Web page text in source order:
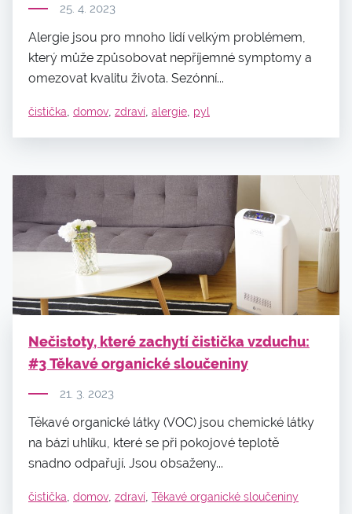
25. 4. 2023
Alergie jsou pro mnoho lidí velkým problémem,
který může způsobovat nepříjemné symptomy a
omezovat kvalitu života. Sezónní...
čistička domov zdraví alergie pyl
Nečistoty, které zachytí čistička vzduchu:
#3 Těkavé organické sloučeniny
21. 3. 2023
Těkavé organické látky (VOC) jsou chemické látky
na bázi uhlíku, které se při pokojové teplotě
snadno odpařují. Jsou obsaženy...
čistička domov zdraví Těkavé organické sloučeniny